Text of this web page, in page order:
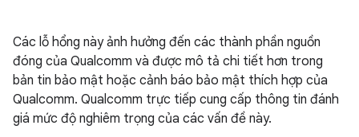
Các lỗ hổng này ảnh hưởng đến các thành phần nguồn
đóng của Qualcomm và được mô tả chi tiết hơn trong
bản tin bảo mật hoặc cảnh báo bảo mật thích hợp của
Qualcomm. Qualcomm trực tiếp cung cấp thông tin đánh
giá mức độ nghiêm trọng của các vấn đề này.